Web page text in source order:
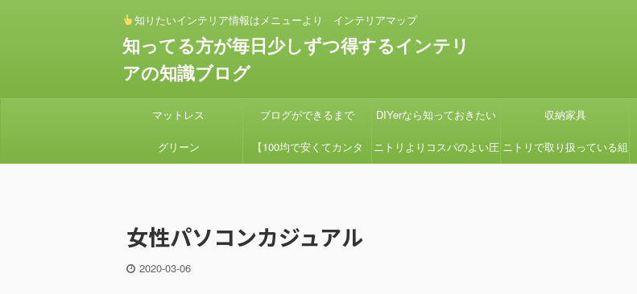
知りたいインテリア情報はメニューより インテリアマップ
知ってる方が毎日少しずつ得するインテリ
アの知識ブログ
マットレス ブログができるまで DIYerなら知っておきたい 収納家具
グリーン 【100均で安くてカンタ
プランターを作り方
ニトリよりコスパのよい圧 ニトリで取り扱っている組
女性パソコンカジュアル
2020-03-06